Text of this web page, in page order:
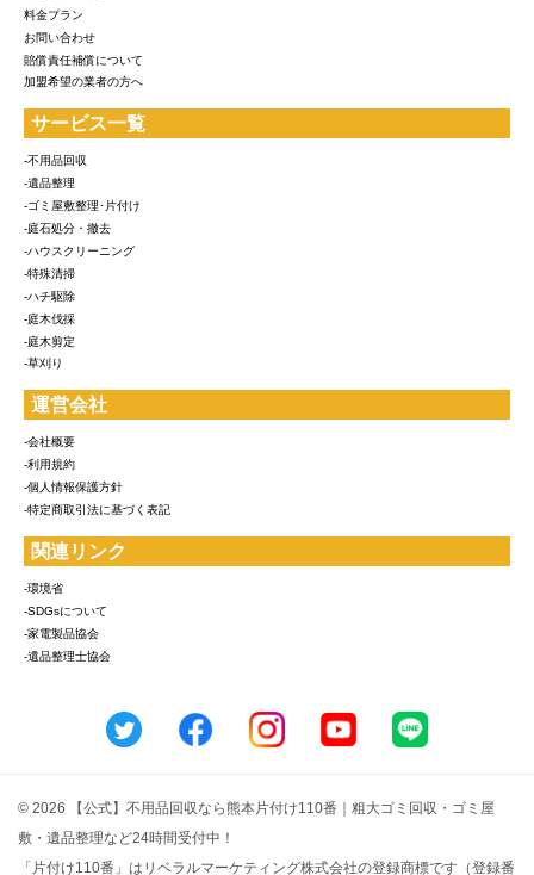
料金プラン
お問い合わせ
賠償責任補償について
加盟希望の業者の方へ
サービス一覧
-不用品回収
-遺品整理
-ゴミ屋敷整理･片付け
-庭石処分・撤去
-ハウスクリーニング
-特殊清掃
-ハチ駆除
-庭木伐採
-庭木剪定
-草刈り
運営会社
-会社概要
-利用規約
-個人情報保護方針
-特定商取引法に基づく表記
関連リンク
-環境省
-SDGsについて
-家電製品協会
-遺品整理士協会
© 2026 【公式】不用品回収なら熊本片付け110番｜粗大ゴミ回収・ゴミ屋
敷・遺品整理など24時間受付中！
「片付け110番」はリベラルマーケティング株式会社の登録商標です（登録番